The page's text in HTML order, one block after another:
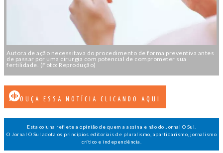
Autora de ação necessitava do procedimento de forma preventiva antes
de passar por uma cirurgia com potencial de comprometer sua
fertilidade. (Foto: Reprodução)
OUÇA ESSA NOTÍCIA CLICANDO AQUI
Esta coluna reflete a opinião de quem a assina e não do Jornal O Sul.
O Jornal O Sul adota os princípios editoriais de pluralismo, apartidarismo, jornalismo
crítico e independência.